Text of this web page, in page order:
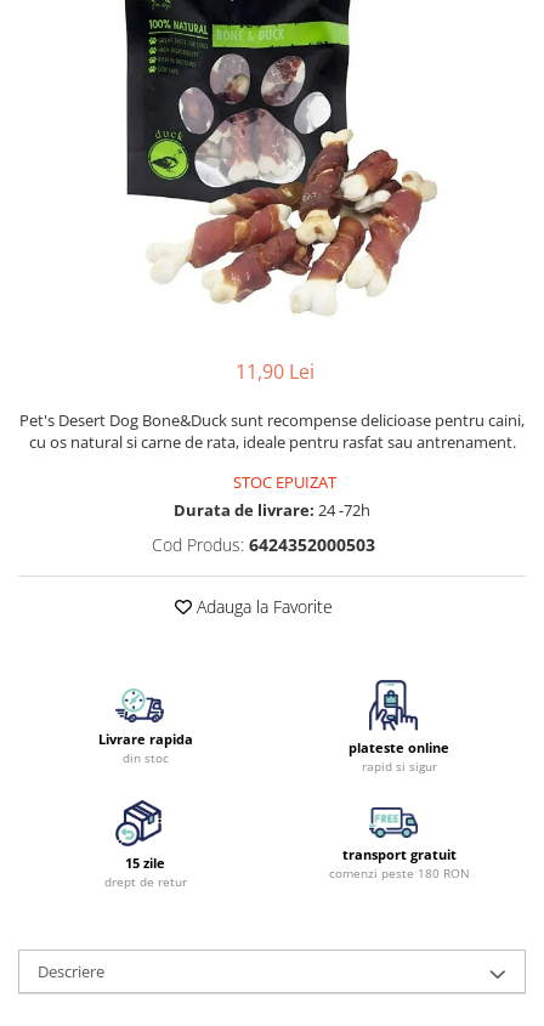
11,90 Lei
Pet's Desert Dog Bone&Duck sunt recompense delicioase pentru caini,
cu os natural si carne de rata, ideale pentru rasfat sau antrenament.
STOC EPUIZAT
Durata de livrare: 24 -72h
Cod Produs: 6424352000503
Adauga la Favorite
Livrare rapida
din stoc
plateste online
rapid si sigur
15 zile
drept de retur
transport gratuit
comenzi peste 180 RON
Descriere